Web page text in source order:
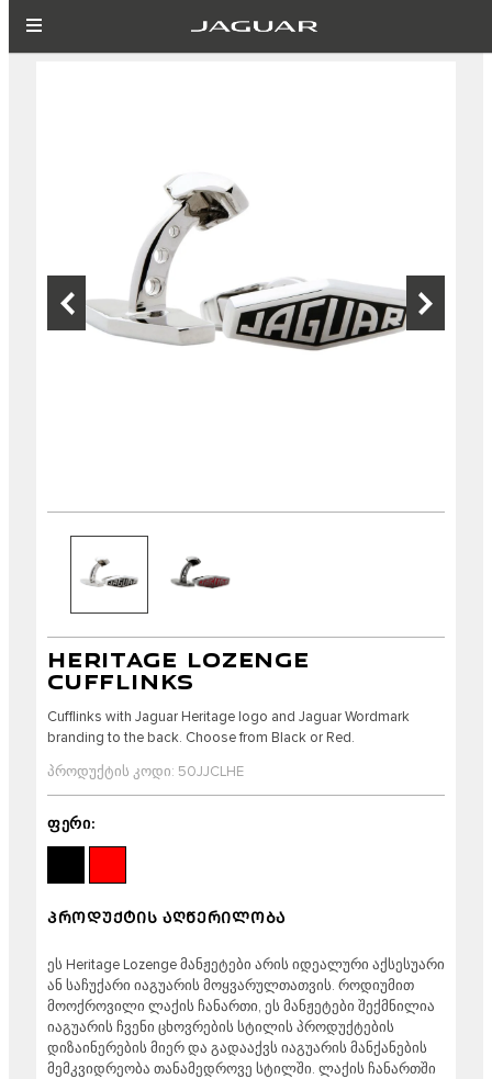
HERITAGE LOZENGE
CUFFLINKS
Cufflinks with Jaguar Heritage logo and Jaguar Wordmark
branding to the back. Choose from Black or Red.
პროდუქტის კოდი: 50JJCLHE
ფერი:
ᲞᲠᲝᲓᲣᲥᲢᲘᲡ ᲐᲦᲬᲔᲠᲘᲚᲝᲑᲐ
ეს Heritage Lozenge მანჟეტები არის იდეალური აქსესუარი
ან საჩუქარი იაგუარის მოყვარულთათვის. როდიუმით
მოოქროვილი ლაქის ჩანართი, ეს მანჟეტები შექმნილია
იაგუარის ჩვენი ცხოვრების სტილის პროდუქტების
დიზაინერების მიერ და გადააქვს იაგუარის მანქანების
მემკვიდრეობა თანამედროვე სტილში. ლაქის ჩანართში